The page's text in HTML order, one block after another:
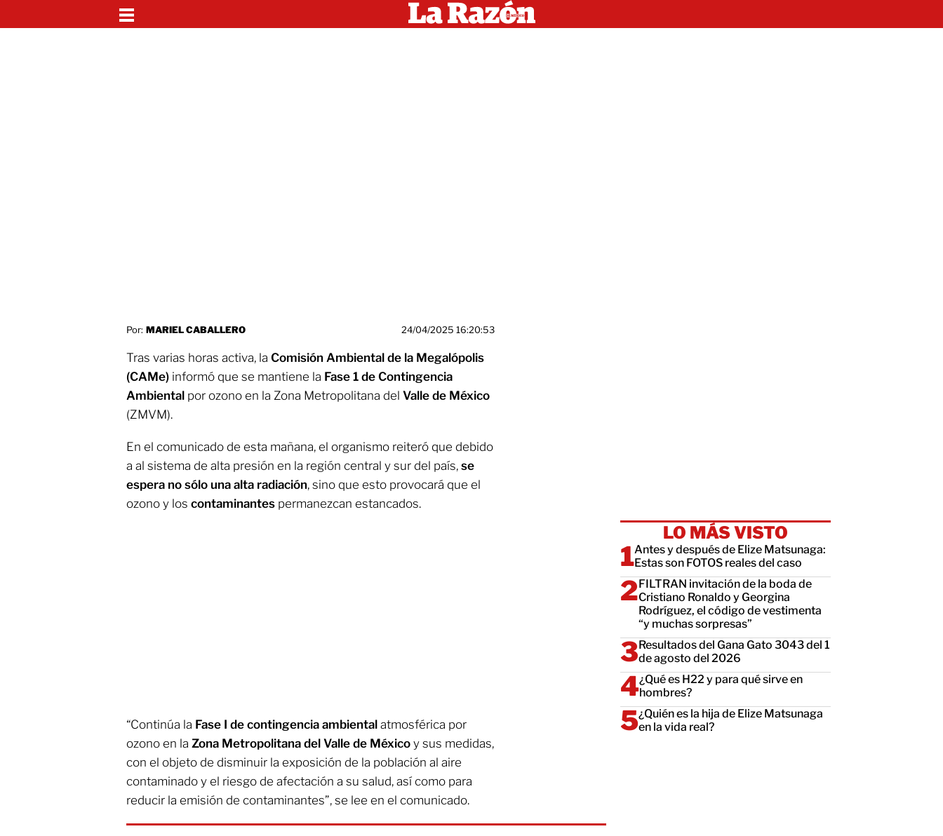
Por: MARIEL CABALLERO 24/04/2025 16:20:53
Tras varias horas activa, la Comisión Ambiental de la Megalópolis
(CAMe) informó que se mantiene la Fase 1 de Contingencia
Ambiental por ozono en la Zona Metropolitana del Valle de México
(ZMVM).
En el comunicado de esta mañana, el organismo reiteró que debido
a al sistema de alta presión en la región central y sur del país, se
espera no sólo una alta radiación, sino que esto provocará que el
ozono y los contaminantes permanezcan estancados.
“Continúa la Fase I de contingencia ambiental atmosférica por
ozono en la Zona Metropolitana del Valle de México y sus medidas,
con el objeto de disminuir la exposición de la población al aire
contaminado y el riesgo de afectación a su salud, así como para
reducir la emisión de contaminantes”, se lee en el comunicado.
LO MÁS VISTO
Antes y después de Elize Matsunaga:
Estas son FOTOS reales del caso
FILTRAN invitación de la boda de
Cristiano Ronaldo y Georgina
Rodríguez, el código de vestimenta
“y muchas sorpresas”
Resultados del Gana Gato 3043 del 1
de agosto del 2026
¿Qué es H22 y para qué sirve en
hombres?
¿Quién es la hija de Elize Matsunaga
en la vida real?